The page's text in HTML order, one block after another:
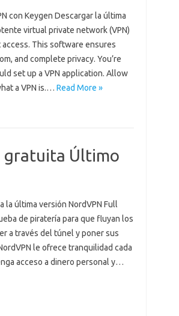
con Keygen Descargar la última
virtual private network (VPN)
This software ensures
and complete privacy. You’re
set up a VPN application. Allow
a VPN is.… Read More »
gratuita Último
la última versión NordVPN Full
de piratería para que fluyan los
a través del túnel y poner sus
le ofrece tranquilidad cada
acceso a dinero personal y…